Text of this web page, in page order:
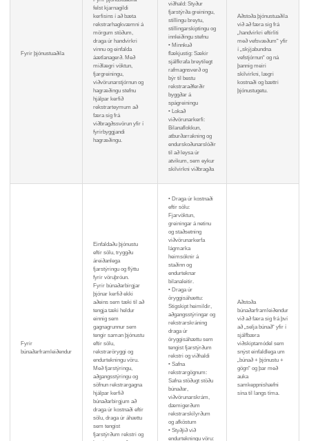
Fyrir þjónustuaðila
felst kjarnagildi
kerfisins í að bæta
rekstrarhagkvæmni á
mörgum stöðum,
draga úr handvirkri
vinnu og einfalda
áætlanagerð. Með
miðlægri vöktun,
fjargreiningu,
viðvörunarstjórnun og
hagræðingu stefnu
hjálpar kerfið
rekstrarteymum að
færa sig frá
viðbragðssvörun yfir í
fyrirbyggjandi
hagræðingu.
viðhald: Styður
fjarstýrða greiningu,
stillingu breytu,
stillingarskiptingu og
innleiðingu stefnu
• Minnkuð
flækjustig: Sækir
sjálfkrafa breytilegt
rafmagnsverð og
býr til bestu
rekstraraðferðir
byggðar á
spágreiningu
• Lokað
viðvörunarkerfi:
Bilanaflokkun,
atburðarrakning og
endurskoðunarslóðir
til að leysa úr
atvikum, sem eykur
skilvirkni viðbragða
Aðstoða þjónustuaðila
við að færa sig frá
„handvirkri eftirliti
með vefsvæðum“ yfir
í „skýjabundna
vefstjórnun“ og ná
þannig meiri
skilvirkni, lægri
kostnaði og bættri
þjónustugetu.
Fyrir
búnaðarframleiðendur
Einfaldaðu þjónustu
eftir sölu, tryggðu
áreiðanlega
fjarstýringu og flýttu
fyrir vöruþróun.
Fyrir búnaðarbirgjar
þjónar kerfið ekki
aðeins sem tæki til að
tengja tæki heldur
einnig sem
gagnagrunnur sem
tengir saman þjónustu
eftir sölu,
rekstraröryggi og
endurtekningu vöru.
Með fjarstýringu,
aðgangsstýringu og
söfnun rekstrargagna
hjálpar kerfið
búnaðarbirgjum að
draga úr kostnaði eftir
sölu, draga úr áhættu
sem tengist
fjarstýrðum rekstri og
• Draga úr kostnaði
eftir sölu:
Fjarvöktun,
greiningar á netinu
og staðsetning
viðvörunarkerfa
lágmarka
heimsóknir á
staðinn og
endurteknar
bilanaleitir.
• Draga úr
öryggisáhættu:
Stigskipt heimildir,
aðgangsstýringar og
rekstrarskráning
draga úr
öryggisáhættu sem
tengist fjarstýrðum
rekstri og viðhaldi
• Safna
rekstrargögnum:
Safna stöðugt stöðu
búnaðar,
viðvörunarskrám,
dæmigerðum
rekstrarskilyrðum
og afköstum
• Styðjið við
endurtekningu vöru:
Aðstoða
búnaðarframleiðendur
við að færa sig frá því
að „selja búnað“ yfir í
sjálfbæra
viðskiptamódel sem
snýst einfaldlega um
„búnað + þjónustu +
gögn“ og þar með
auka
samkeppnishæfni
sína til langs tíma.